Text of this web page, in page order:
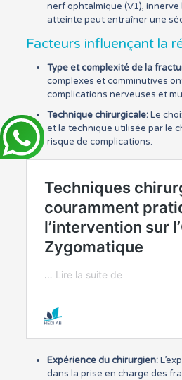
nerf ophtalmique (V1), innerve
atteinte peut entraîner une
Facteurs influençant la
Type et complexité de la
complexes et comminutives
complications nerveuses et
Technique chirurgicale:Le
et la technique utilisée par le
risque de complications.
Expérience du chirurgien:
dans la prise en charge des